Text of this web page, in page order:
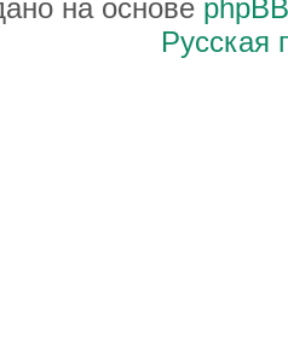
на основе phpBB
Русская